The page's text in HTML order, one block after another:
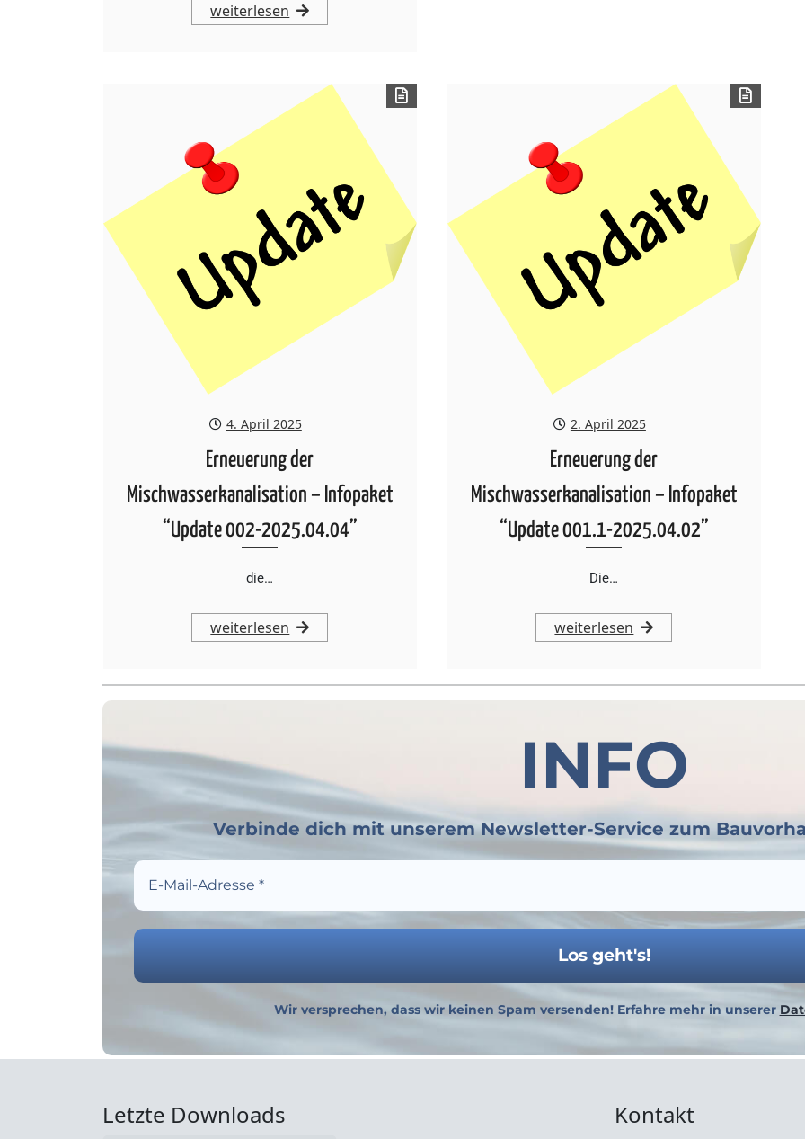
weiterlesen
4. April 2025
Erneuerung der
Mischwasserkanalisation – Infopaket
“Update 002-2025.04.04”
die…
weiterlesen
2. April 2025
Erneuerung der
Mischwasserkanalisation – Infopaket
“Update 001.1-2025.04.02”
Die…
weiterlesen
INFO
Verbinde dich mit unserem Newsletter-Service zum
Wir versprechen, dass wir keinen Spam versenden! Erfahre mehr in unserer
Letzte Downloads Kontakt